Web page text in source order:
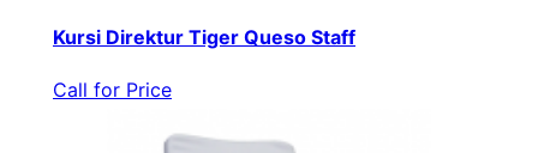
Kursi Direktur Tiger Queso Staff
Call for Price